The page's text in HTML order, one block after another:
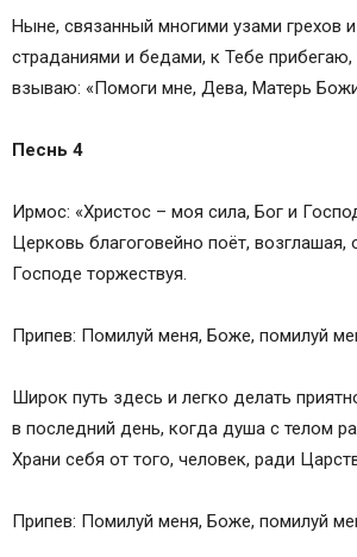
Ныне, связанный многими узами грехов
страданиями и бедами, к Тебе
взываю: «Помоги мне, Дева, Матерь
Песнь 4
Ирмос: «Христос – моя сила, Бог и
Церковь благоговейно поёт, возглашая,
Господе торжествуя.
Припев: Помилуй меня, Боже, помилуй
Широк путь здесь и легко делать
в последний день, когда душа с телом
Храни себя от того, человек, ради
Припев: Помилуй меня, Боже, помилуй